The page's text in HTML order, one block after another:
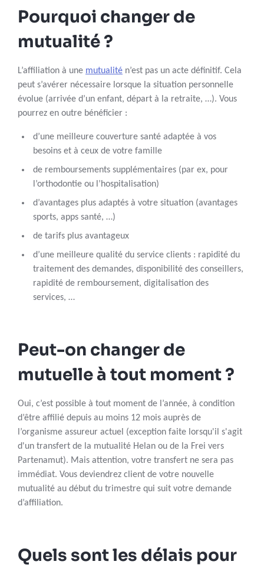
Pourquoi changer de
mutualité ?
L’affiliation à une mutualité n’est pas un acte définitif. Cela
peut s’avérer nécessaire lorsque la situation personnelle
évolue (arrivée d’un enfant, départ à la retraite, …). Vous
pourrez en outre bénéficier :
d’une meilleure couverture santé adaptée à vos
besoins et à ceux de votre famille
de remboursements supplémentaires (par ex, pour
l’orthodontie ou l’hospitalisation)
d’avantages plus adaptés à votre situation (avantages
sports, apps santé, …)
de tarifs plus avantageux
d’une meilleure qualité du service clients : rapidité du
traitement des demandes, disponibilité des conseillers,
rapidité de remboursement, digitalisation des
services, …
Peut-on changer de
mutuelle à tout moment ?
Oui, c’est possible à tout moment de l’année, à condition
d’être affilié depuis au moins 12 mois auprès de
l’organisme assureur actuel (exception faite lorsqu'il s'agit
d'un transfert de la mutualité Helan ou de la Frei vers
Partenamut). Mais attention, votre transfert ne sera pas
immédiat. Vous deviendrez client de votre nouvelle
mutualité au début du trimestre qui suit votre demande
d’affiliation.
Quels sont les délais pour